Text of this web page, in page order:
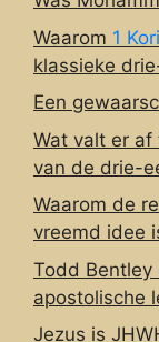
Waarom 1
klassieke
Een
Wat valt er af
van de drie-
Waarom de
vreemd idee
Todd
apostolische
Jezus is